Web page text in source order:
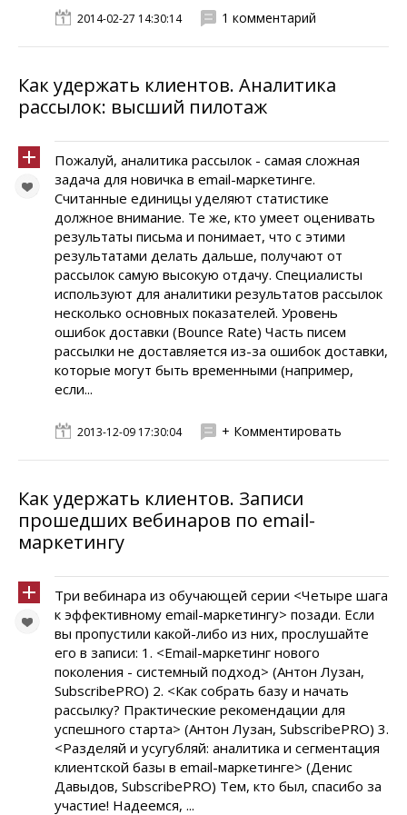
2014-02-27 14:30:14 1 комментарий
Как удержать клиентов. Аналитика
рассылок: высший пилотаж
Пожалуй, аналитика рассылок - самая сложная
задача для новичка в email-маркетинге.
Считанные единицы уделяют статистике
должное внимание. Те же, кто умеет оценивать
результаты письма и понимает, что с этими
результатами делать дальше, получают от
рассылок самую высокую отдачу. Специалисты
используют для аналитики результатов рассылок
несколько основных показателей. Уровень
ошибок доставки (Bounce Rate) Часть писем
рассылки не доставляется из-за ошибок доставки,
которые могут быть временными (например,
если...
2013-12-09 17:30:04 + Комментировать
Как удержать клиентов. Записи
прошедших вебинаров по email-
маркетингу
Три вебинара из обучающей серии <Четыре шага
к эффективному email-маркетингу> позади. Если
вы пропустили какой-либо из них, прослушайте
его в записи: 1. <Email-маркетинг нового
поколения - системный подход> (Антон Лузан,
SubscribePRO) 2. <Как собрать базу и начать
рассылку? Практические рекомендации для
успешного старта> (Антон Лузан, SubscribePRO) 3.
<Разделяй и усугубляй: аналитика и сегментация
клиентской базы в email-маркетинге> (Денис
Давыдов, SubscribePRO) Тем, кто был, спасибо за
участие! Надеемся, ...